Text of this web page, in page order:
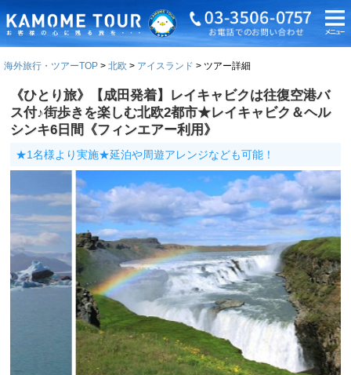
海外旅行・ツアーTOP 北欧 アイスランド ツアー詳細
《ひとり旅》【成田発着】レイキャビクは往復空港バ
ス付♪街歩きを楽しむ北欧2都市★レイキャビク＆ヘル
シンキ6日間《フィンエアー利用》
★1名様より実施★延泊や周遊アレンジなども可能！